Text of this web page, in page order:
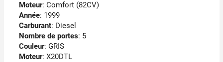
Moteur: Comfort (82CV)
Année: 1999
Carburant: Diesel
Nombre de portes: 5
Couleur: GRIS
Moteur: X20DTL